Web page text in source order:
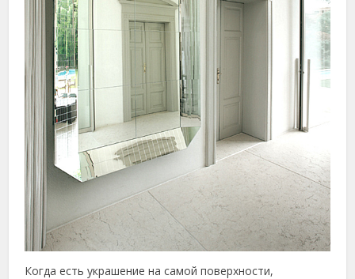
Когда есть украшение на самой поверхности,